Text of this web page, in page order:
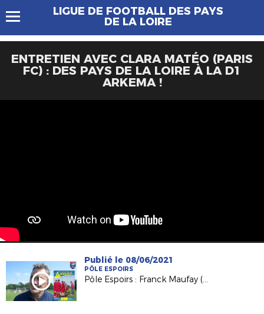
LIGUE DE FOOTBALL DES PAYS
DE LA LOIRE
ENTRETIEN AVEC CLARA MATÉO (PARIS
FC) : DES PAYS DE LA LOIRE À LA D1
ARKEMA !
Publié le 08/06/2021
PÔLE ESPOIRS
Pôle Espoirs : Franck Maufay (Directeur du Pôle) dresse le bilan du concours et du stage